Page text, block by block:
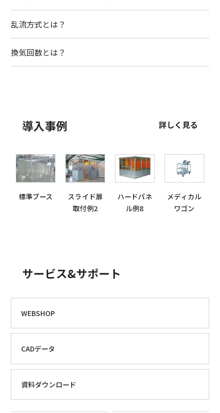
乱流方式とは？
換気回数とは？
導入事例 詳しく見る
標準ブース
スライド扉
取付例2
ハードパネ
ル例8
メディカル
ワゴン
サービス&サポート
WEBSHOP
CADデータ
資料ダウンロード